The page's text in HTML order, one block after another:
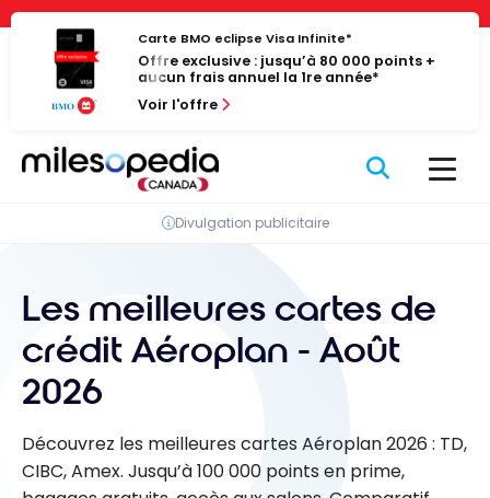
Panneau de gestion des cookies
Passer
contenu
Carte BMO eclipse Visa Infinite*
Offre exclusive : jusqu’à 80 000 points +
aucun frais annuel la 1re année*
Voir l'offre
Divulgation publicitaire
Les meilleures cartes de
crédit Aéroplan - Août
2026
Découvrez les meilleures cartes Aéroplan 2026 : TD,
CIBC, Amex. Jusqu’à 100 000 points en prime,